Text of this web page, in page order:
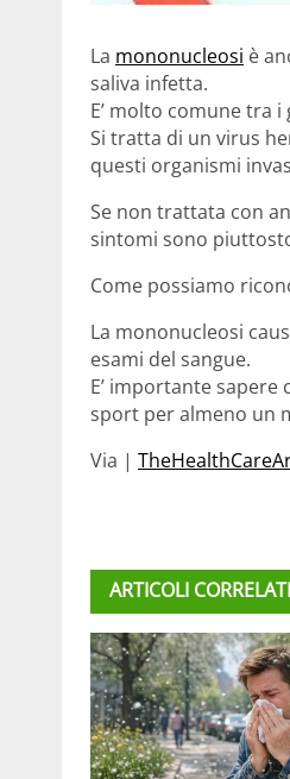
La mononucleosi è
saliva infetta.
E’ molto comune tra
Si tratta di un virus
questi organismi
Se non trattata con
sintomi sono
Come possiamo
La mononucleosi
esami del sangue.
E’ importante
sport per almeno un
Via |
ARTICOLI CORRELATI